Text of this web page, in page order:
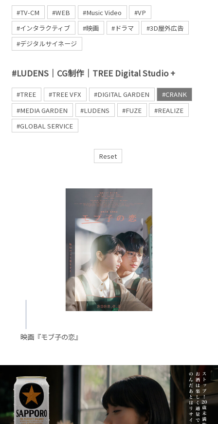
#TV-CM #WEB #Music Video
#VP
#インタラクティブ
#映画 #ドラマ
#3D屋外広告
#デジタルサイネージ
#LUDENS｜CG制作｜TREE Digital Studio +
#TREE #TREE VFX #DIGITAL GARDEN
#CRANK
#MEDIA GARDEN
#LUDENS #FUZE
#REALIZE
#GLOBAL SERVICE
Reset
映画『モブ子の恋』